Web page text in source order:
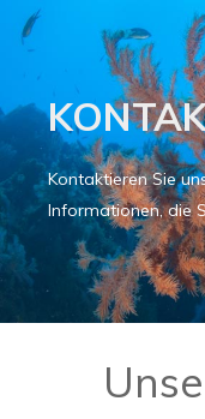
Kontaktieren Sie
Informationen, die